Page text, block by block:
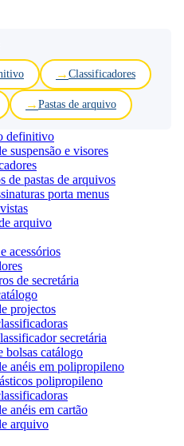
Classificadores
Pastas de arquivo
definitivo
suspensão e visores
de pastas de arquivos
porta menus
arquivo
acessórios
de secretária
projectos
secretária
bolsas catálogo
anéis em polipropileno
polipropileno
anéis em cartão
arquivo